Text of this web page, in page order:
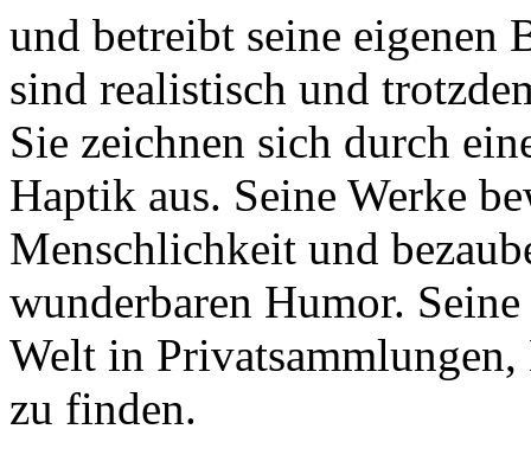
und betreibt seine eigenen
sind realistisch und
Sie zeichnen sich durch
Haptik aus. Seine Werke
Menschlichkeit und
wunderbaren Humor.
Welt in
zu finden.